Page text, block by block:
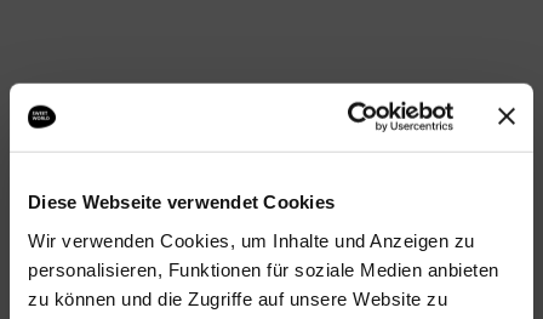
Diese Webseite verwendet Cookies
Wir verwenden Cookies, um Inhalte und Anzeigen zu
personalisieren, Funktionen für soziale Medien anbieten
zu können und die Zugriffe auf unsere Website zu